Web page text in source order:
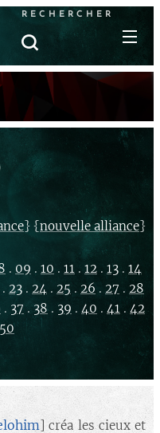
RECHERCHER
} {nouvelle alliance}
. 09 . 10 . 11 . 12 . 13 . 14
. 23 . 24 . 25 . 26 . 27 . 28
. 37 . 38. 39 . 40 . 41 . 42
50
] créa les cieux et